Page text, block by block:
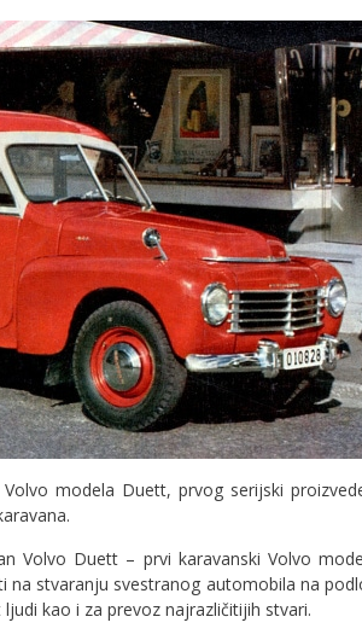
modela Duett, prvog serijski
Volvo Duett – prvi karavanski Volvo
stvaranju svestranog automobila na
kao i za prevoz najrazličitijih stvari.